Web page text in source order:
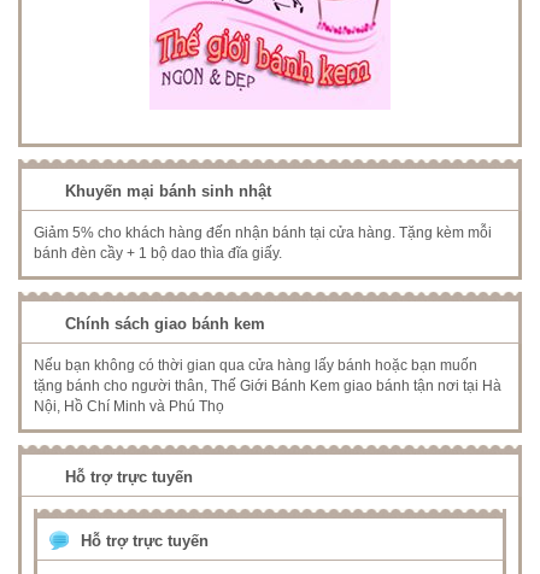
Khuyến mại bánh sinh nhật
Giảm 5% cho khách hàng đến nhận bánh tại cửa hàng. Tặng kèm mỗi
bánh đèn cầy + 1 bộ dao thìa đĩa giấy.
Chính sách giao bánh kem
Nếu bạn không có thời gian qua cửa hàng lấy bánh hoặc bạn muốn
tặng bánh cho người thân, Thế Giới Bánh Kem giao bánh tận nơi tại Hà
Nội, Hồ Chí Minh và Phú Thọ
Hỗ trợ trực tuyến
Hỗ trợ trực tuyến